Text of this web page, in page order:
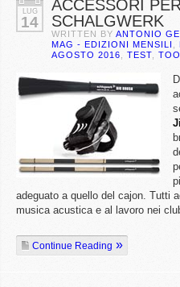
LUG
14
ACCESSORI
SCHALGWERK
WRITTEN BY ANTONIO
MAG - EDIZIONI MENSILI
AGOSTO 2016
TEST
adeguato a quello del cajon. Tutti
musica acustica e al lavoro nei
Continue Reading